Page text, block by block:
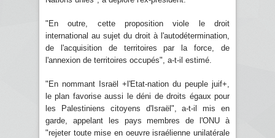
"En outre, cette proposition viole le droit
international au sujet du droit à l'autodétermination,
de l'acquisition de territoires par la force, de
l'annexion de territoires occupés", a-t-il estimé.
"En nommant Israël +l'Etat-nation du peuple juif+,
le plan favorise aussi le déni de droits égaux pour
les Palestiniens citoyens d'Israël", a-t-il mis en
garde, appelant les pays membres de l'ONU à
"rejeter toute mise en oeuvre israélienne unilatérale